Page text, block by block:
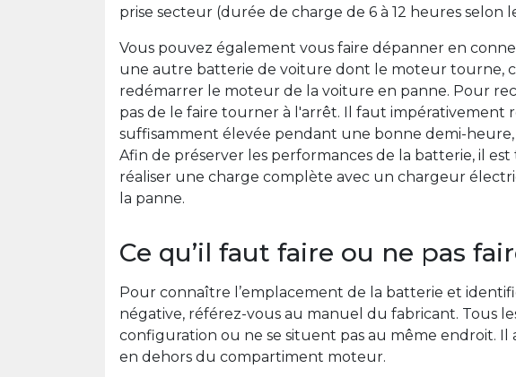
prise secteur (durée de charge de 6 à 12 heures selon
Vous pouvez également vous faire dépanner en
une autre batterie de voiture dont le moteur tourne,
redémarrer le moteur de la voiture en panne. Pour
pas de le faire tourner à l'arrêt. Il faut impérativement
suffisamment élevée pendant une bonne demi-
Afin de préserver les performances de la batterie, il
réaliser une charge complète avec un chargeur
la panne.
Ce qu’il faut faire ou ne pas
Pour connaître l’emplacement de la batterie et
négative, référez-vous au manuel du fabricant. Tous
configuration ou ne se situent pas au même endroit. Il
en dehors du compartiment moteur.